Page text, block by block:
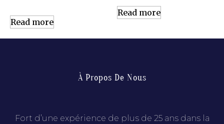
Read more
Read more
À Propos De Nous
Fort d’une expérience de plus de 25 ans dans la